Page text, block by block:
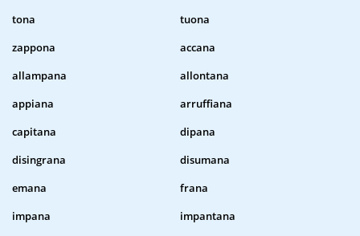
tona
tuona
zappona
accana
allampana
allontana
appiana
arruffiana
capitana
dipana
disingrana
disumana
emana
frana
impana
impantana